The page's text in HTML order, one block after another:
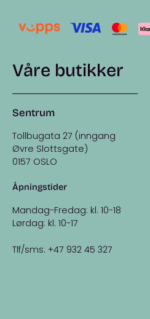
Våre butikker
Sentrum
Tollbugata 27 (inngang
Øvre Slottsgate)
0157 OSLO
Åpningstider
Mandag-Fredag: kl. 10-18
Lørdag: kl. 10-17
Tlf/sms: +47 932 45 327